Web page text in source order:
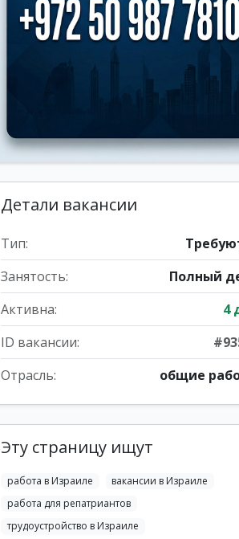
Детали вакансии
Тип:
Занятость:
Полный
Активна:
4
ID вакансии:
Отрасль:
общие
Эту страницу ищут
работа в Израиле
вакансии в Израиле
работа для репатриантов
трудоустройство в Израиле